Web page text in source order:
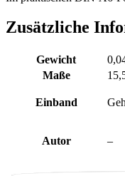
Zusätzliche
Gewicht
Maße
Einband
Autor –